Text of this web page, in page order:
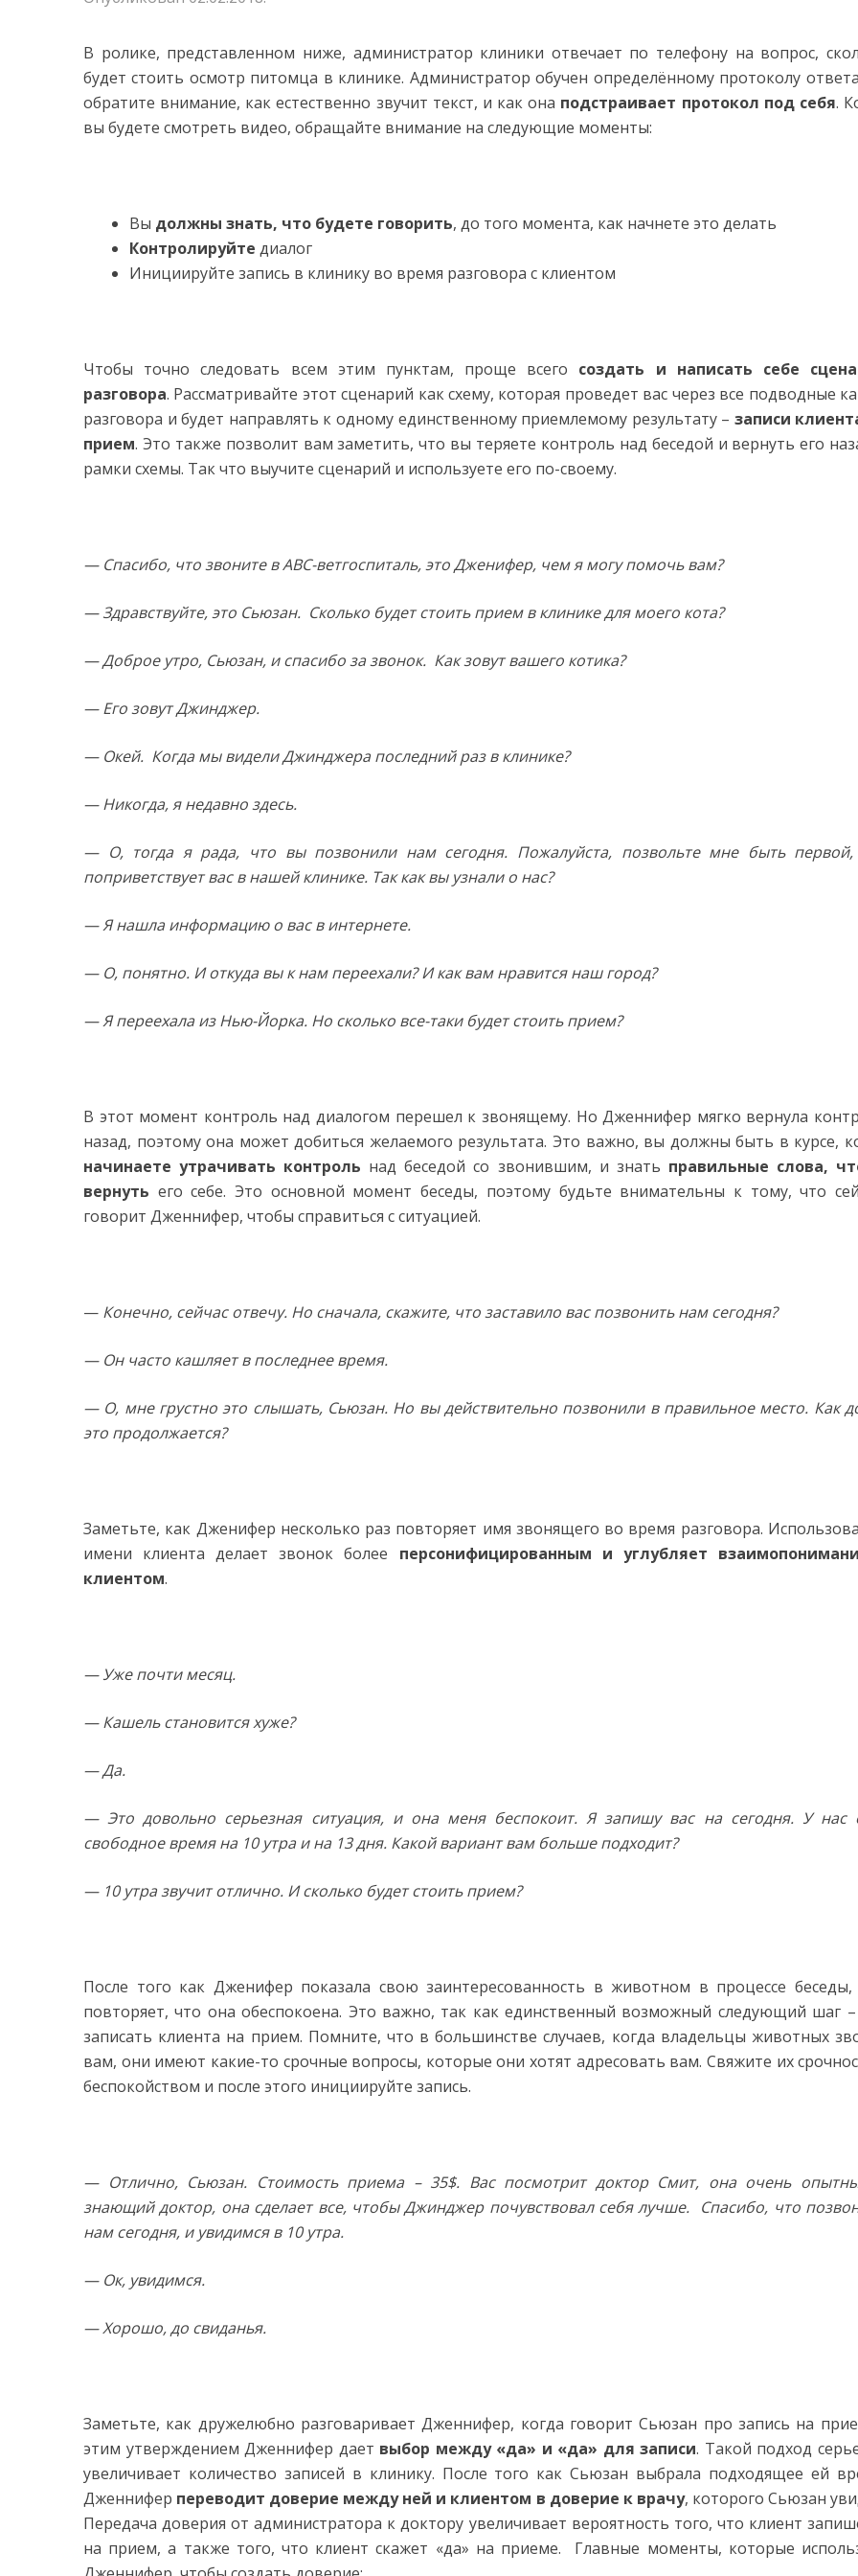
В ролике, представленном ниже, администратор клиники отвечает по телефону на вопрос,
будет стоить осмотр питомца в клинике. Администратор обучен определённому протоколу
обратите внимание, как естественно звучит текст, и как она подстраивает протокол под себя.
вы будете смотреть видео, обращайте внимание на следующие моменты:
Вы должны знать, что будете говорить, до того момента, как начнете это делать
Контролируйте диалог
Инициируйте запись в клинику во время разговора с клиентом
Чтобы точно следовать всем этим пунктам, проще всего создать и написать себе
разговора. Рассматривайте этот сценарий как схему, которая проведет вас через все подводные
разговора и будет направлять к одному единственному приемлемому результату – записи
прием. Это также позволит вам заметить, что вы теряете контроль над беседой и вернуть его
рамки схемы. Так что выучите сценарий и используете его по-своему.
— Спасибо, что звоните в АВС-ветгоспиталь, это Дженифер, чем я могу помочь вам?
— Здравствуйте, это Сьюзан. Сколько будет стоить прием в клинике для моего кота?
— Доброе утро, Сьюзан, и спасибо за звонок. Как зовут вашего котика?
— Его зовут Джинджер.
— Окей. Когда мы видели Джинджера последний раз в клинике?
— Никогда, я недавно здесь.
— О, тогда я рада, что вы позвонили нам сегодня. Пожалуйста, позвольте мне быть первой,
поприветствует вас в нашей клинике. Так как вы узнали о нас?
— Я нашла информацию о вас в интернете.
— О, понятно. И откуда вы к нам переехали? И как вам нравится наш город?
— Я переехала из Нью-Йорка. Но сколько все-таки будет стоить прием?
В этот момент контроль над диалогом перешел к звонящему. Но Дженнифер мягко вернула
назад, поэтому она может добиться желаемого результата. Это важно, вы должны быть в курсе,
начинаете утрачивать контроль над беседой со звонившим, и знать правильные слова,
вернуть его себе. Это основной момент беседы, поэтому будьте внимательны к тому, что
говорит Дженнифер, чтобы справиться с ситуацией.
— Конечно, сейчас отвечу. Но сначала, скажите, что заставило вас позвонить нам сегодня?
— Он часто кашляет в последнее время.
— О, мне грустно это слышать, Сьюзан. Но вы действительно позвонили в правильное место. Как
это продолжается?
Заметьте, как Дженифер несколько раз повторяет имя звонящего во время разговора.
имени клиента делает звонок более персонифицированным и углубляет
клиентом.
— Уже почти месяц.
— Кашель становится хуже?
— Да.
— Это довольно серьезная ситуация, и она меня беспокоит. Я запишу вас на сегодня. У нас
свободное время на 10 утра и на 13 дня. Какой вариант вам больше подходит?
— 10 утра звучит отлично. И сколько будет стоить прием?
После того как Дженифер показала свою заинтересованность в животном в процессе беседы,
повторяет, что она обеспокоена. Это важно, так как единственный возможный следующий шаг –
записать клиента на прием. Помните, что в большинстве случаев, когда владельцы животных
вам, они имеют какие-то срочные вопросы, которые они хотят адресовать вам. Свяжите их
беспокойством и после этого инициируйте запись.
— Отлично, Сьюзан. Стоимость приема – 35$. Вас посмотрит доктор Смит, она очень
знающий доктор, она сделает все, чтобы Джинджер почувствовал себя лучше. Спасибо, что
нам сегодня, и увидимся в 10 утра.
— Ок, увидимся.
— Хорошо, до свиданья.
Заметьте, как дружелюбно разговаривает Дженнифер, когда говорит Сьюзан про запись на
этим утверждением Дженнифер дает выбор между «да» и «да» для записи. Такой подход
увеличивает количество записей в клинику. После того как Сьюзан выбрала подходящее ей
Дженнифер переводит доверие между ней и клиентом в доверие к врачу, которого Сьюзан
Передача доверия от администратора к доктору увеличивает вероятность того, что клиент
на прием, а также того, что клиент скажет «да» на приеме. Главные моменты, которые